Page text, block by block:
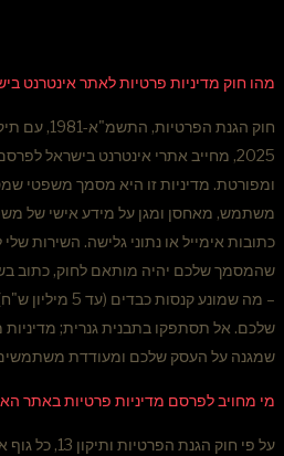
מהו חוק מדיניות פרטיות לאתר אינטרנט
2025, מחייב אתרי אינטרנט בישראל
ומפורטת. מדיניות זו היא מסמך משפטי
משתמש, מאחסן ומגן על מידע אישי של
כתובות אימייל או נתוני גלישה. השירות
שהמסמך שלכם יהיה מותאם לחוק, כתוב
– מה שמונע
שלכם. אל תסתפקו בתבנית גנרית;
שמגנה על העסק שלכם ומעודדת
מי מחויב לפרסם מדיניות פרטיות באתר
על פי חוק הגנת